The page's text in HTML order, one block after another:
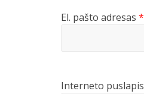
El. pašto adresas *
Interneto puslapis